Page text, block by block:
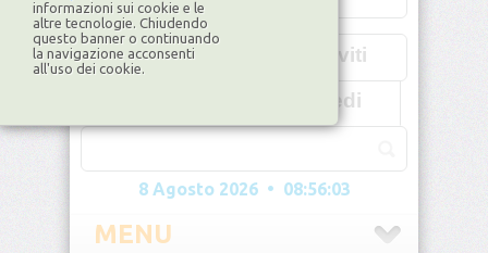
©2026ilMeteo.it
Iscriviti
Accedi
8 Agosto 2026 • 08:56:05
MENU
informazioni sui cookie e le
altre tecnologie. Chiudendo
questo banner o continuando
la navigazione acconsenti
all'uso dei cookie.